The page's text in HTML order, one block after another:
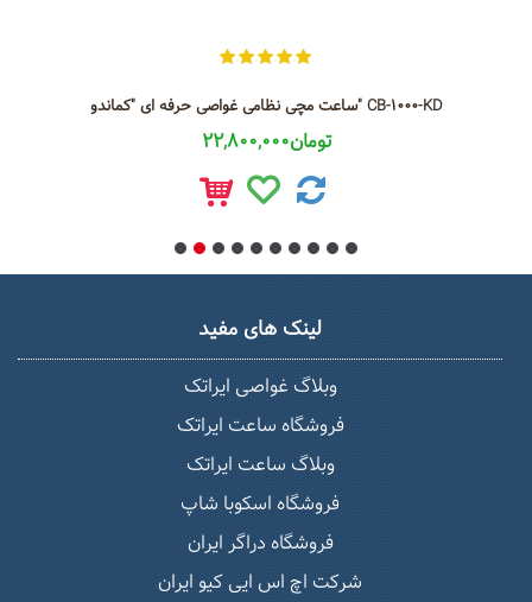
ساعت مچی نظامی غواصی حرفه ای "کماندو" CB-1000-KD
22,800,000تومان
لینک های مفید
وبلاگ غواصی ایراتک
فروشگاه ساعت ایراتک
وبلاگ ساعت ایراتک
فروشگاه اسکوبا شاپ
فروشگاه دراگر ایران
شرکت اچ اس ایی کیو ایران